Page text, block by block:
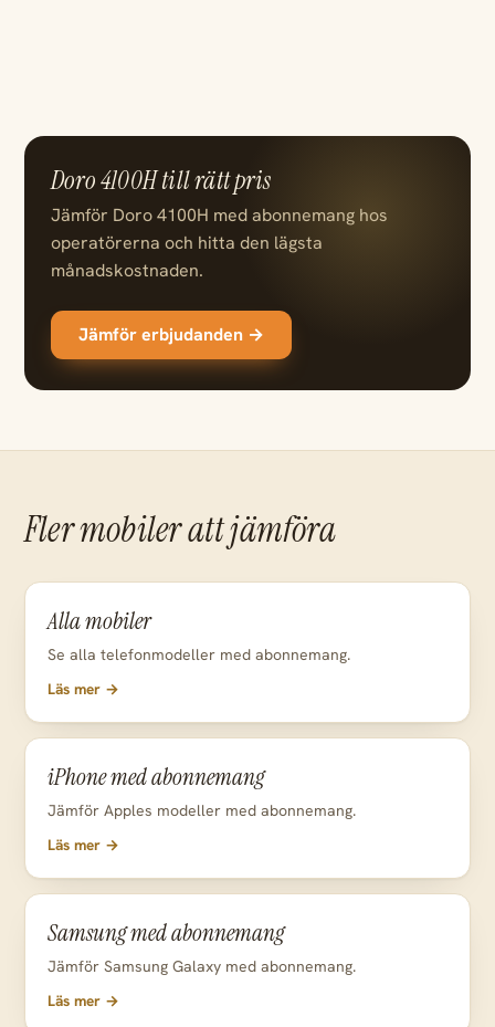
Doro 4100H till rätt pris
Jämför Doro 4100H med abonnemang hos
operatörerna och hitta den lägsta
månadskostnaden.
Jämför erbjudanden →
Fler mobiler att jämföra
Alla mobiler
Se alla telefonmodeller med abonnemang.
Läs mer →
iPhone med abonnemang
Jämför Apples modeller med abonnemang.
Läs mer →
Samsung med abonnemang
Jämför Samsung Galaxy med abonnemang.
Läs mer →